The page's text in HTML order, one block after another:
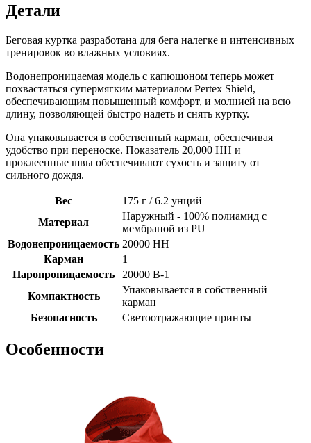
Детали
Беговая куртка разработана для бега налегке и интенсивных
тренировок во влажных условиях.
Водонепроницаемая модель с капюшоном теперь может
похвастаться супермягким материалом Pertex Shield,
обеспечивающим повышенный комфорт, и молнией на всю
длину, позволяющей быстро надеть и снять куртку.
Она упаковывается в собственный карман, обеспечивая
удобство при переноске. Показатель 20,000 HH и
проклеенные швы обеспечивают сухость и защиту от
сильного дождя.
Вес
175 г / 6.2 унций
Материал
Наружный - 100% полиамид с
мембраной из PU
Водонепроницаемость 20000 HH
Карман
1
Паропроницаемость
20000 B-1
Компактность
Упаковывается в собственный
карман
Безопасность
Светоотражающие принты
Особенности